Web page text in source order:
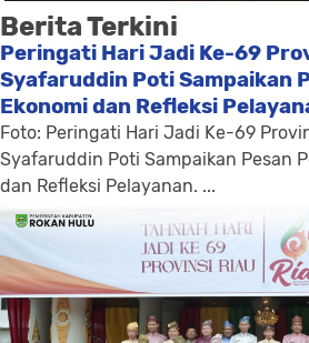
Berita Terkini
Peringati Hari Jadi Ke-69
Syafaruddin Poti Sampaikan
Ekonomi dan Refleksi
Foto: Peringati Hari Jadi Ke-69
Syafaruddin Poti Sampaikan Pesan
dan Refleksi Pelayanan. ...